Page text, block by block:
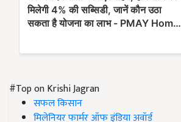
#Top on Krishi Jagran
सफल किसान
मिलेनियर फार्मर ऑफ इंडिया अवॉर्ड